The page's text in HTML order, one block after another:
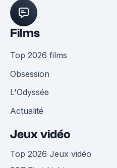
Films
Top 2026 films
Obsession
L'Odyssée
Actualité
Jeux vidéo
Top 2026 Jeux vidéo